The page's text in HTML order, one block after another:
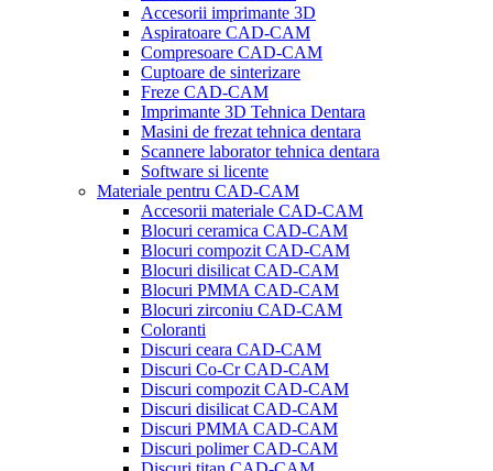
Accesorii imprimante 3D
Aspiratoare CAD-CAM
Compresoare CAD-CAM
Cuptoare de sinterizare
Freze CAD-CAM
Imprimante 3D Tehnica Dentara
Masini de frezat tehnica dentara
Scannere laborator tehnica dentara
Software si licente
Materiale pentru CAD-CAM
Accesorii materiale CAD-CAM
Blocuri ceramica CAD-CAM
Blocuri compozit CAD-CAM
Blocuri disilicat CAD-CAM
Blocuri PMMA CAD-CAM
Blocuri zirconiu CAD-CAM
Coloranti
Discuri ceara CAD-CAM
Discuri Co-Cr CAD-CAM
Discuri compozit CAD-CAM
Discuri disilicat CAD-CAM
Discuri PMMA CAD-CAM
Discuri polimer CAD-CAM